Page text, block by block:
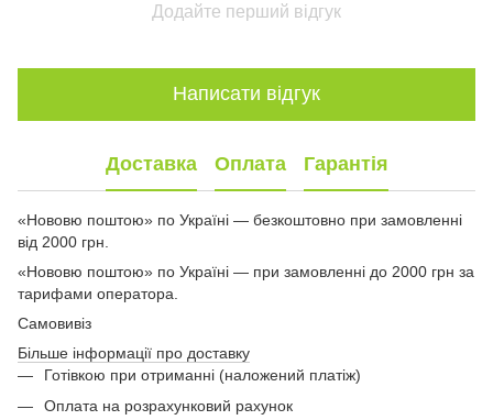
Додайте перший відгук
Написати відгук
Доставка Оплата Гарантія
«Нововю поштою» по Україні — безкоштовно при замовленні
від 2000 грн.
«Нововю поштою» по Україні — при замовленні до 2000 грн за
тарифами оператора.
Самовивіз
Більше інформації про доставку
Готівкою при отриманні (наложений платіж)
Оплата на розрахунковий рахунок